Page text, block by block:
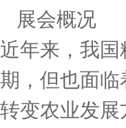
展会概况
近年来，我国
期，但也面临
转变农业发